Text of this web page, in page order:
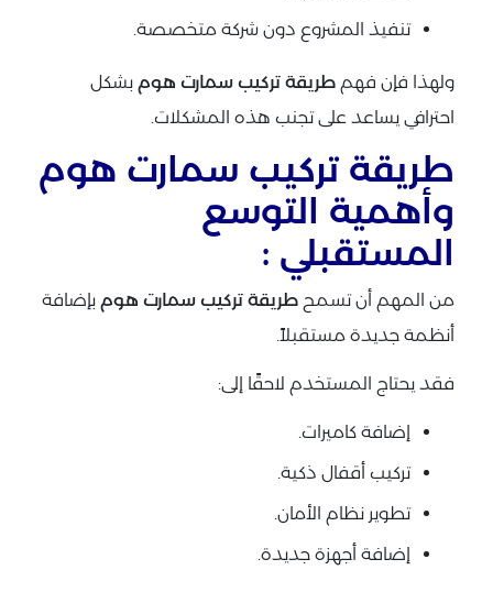
تنفيذ المشروع دون شركة متخصصة.
ولهذا فإن فهم طريقة تركيب سمارت هوم بشكل
احترافي يساعد على تجنب هذه المشكلات.
طريقة تركيب سمارت هوم
وأهمية التوسع
المستقبلي :
من المهم أن تسمح طريقة تركيب سمارت هوم بإضافة
أنظمة جديدة مستقبلاً.
فقد يحتاج المستخدم لاحقًا إلى:
إضافة كاميرات.
تركيب أقفال ذكية.
تطوير نظام الأمان.
إضافة أجهزة جديدة.